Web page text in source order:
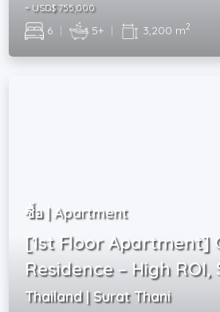
~ USD$ 755,000
6 | 5+ | 3,200 m2
ซื้อ | Apartment
[1st Floor Apartment]
Residence – High
Thailand | Surat Thani